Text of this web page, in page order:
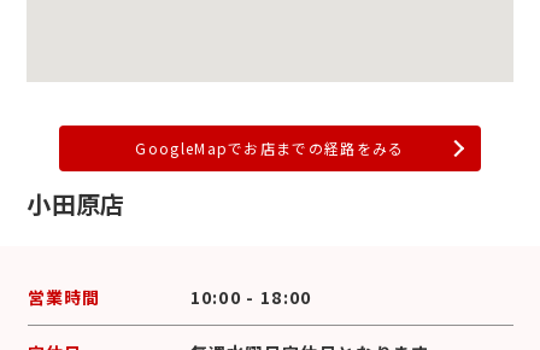
GoogleMapでお店までの経路をみる
小田原店
営業時間 10:00 - 18:00